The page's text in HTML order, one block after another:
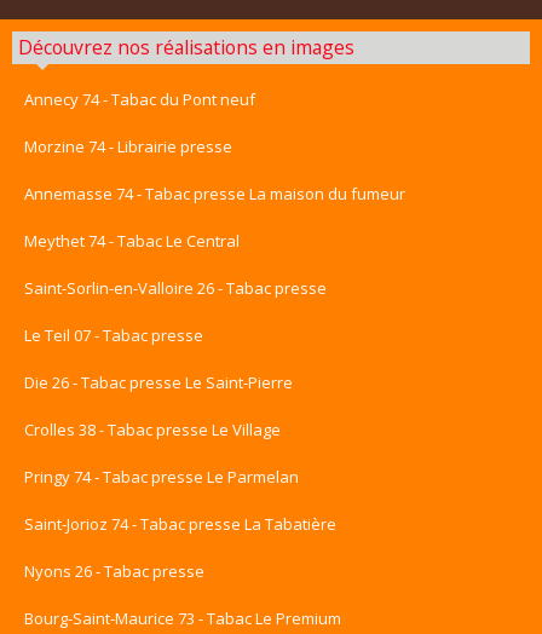
Découvrez nos réalisations en images
Annecy 74 - Tabac du Pont neuf
Morzine 74 - Librairie presse
Annemasse 74 - Tabac presse La maison du fumeur
Meythet 74 - Tabac Le Central
Saint-Sorlin-en-Valloire 26 - Tabac presse
Le Teil 07 - Tabac presse
Die 26 - Tabac presse Le Saint-Pierre
Crolles 38 - Tabac presse Le Village
Pringy 74 - Tabac presse Le Parmelan
Saint-Jorioz 74 - Tabac presse La Tabatière
Nyons 26 - Tabac presse
Bourg-Saint-Maurice 73 - Tabac Le Premium